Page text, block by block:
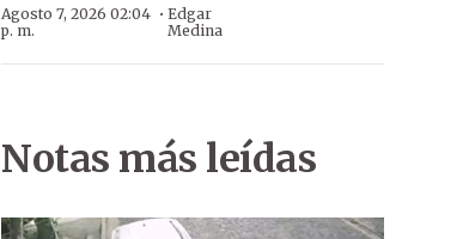
Agosto 7, 2026 02:04
p. m.
· Edgar
Medina
Notas más leídas